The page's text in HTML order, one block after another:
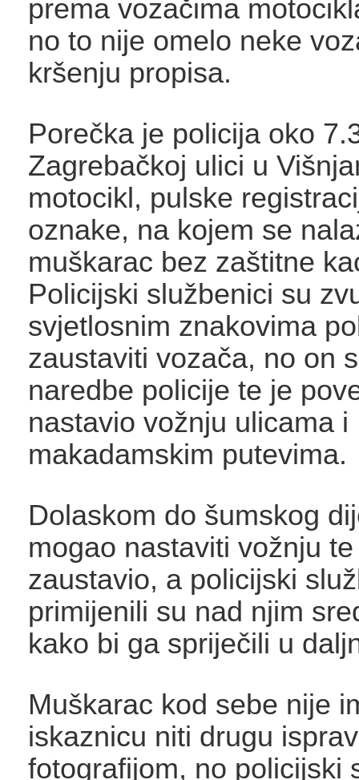
prema vozačima
no to nije omelo neke
kršenju propisa.
Porečka je policija oko
Zagrebačkoj ulici u
motocikl, pulske
oznake, na kojem se
muškarac bez zaštitne
Policijski službenici su
svjetlosnim znakovima
zaustaviti vozača, no on
naredbe policije te je
nastavio vožnju ulicama i
makadamskim putevima.
Dolaskom do šumskog
mogao nastaviti vožnju
zaustavio, a policijski
primijenili su nad njim
kako bi ga spriječili u
Muškarac kod sebe nije
iskaznicu niti drugu
fotografijom, no policijski